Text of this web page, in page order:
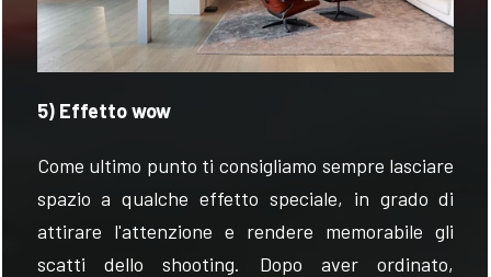
5) Effetto wow
Come ultimo punto ti consigliamo sempre lasciare
spazio a qualche effetto speciale, in grado di
attirare l'attenzione e rendere memorabile gli
scatti dello shooting. Dopo aver ordinato,